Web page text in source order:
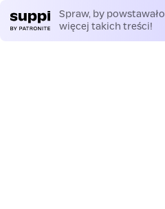
Spraw, by powstawało
więcej takich treści!